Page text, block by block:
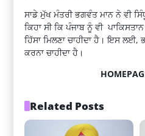
ਸਾਡੇ ਮੁੱਖ ਮੰਤਰੀ ਭਗਵੰਤ ਮਾਨ ਨੇ ਵੀ
ਕਿਹਾ ਸੀ ਕਿ ਪੰਜਾਬ ਨੂੰ ਵੀ
ਹਿੱਸਾ ਮਿਲਣਾ ਚਾਹੀਦਾ ਹੈ। ਇਸ ਲਈ,
ਕਰਨਾ ਚਾਹੀਦਾ ਹੈ।
Related Posts